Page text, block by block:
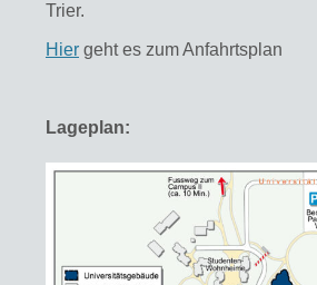
Trier.
Hier geht es zum Anfahrtsplan
Lageplan: